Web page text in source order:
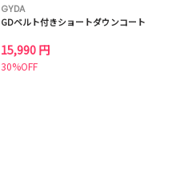
GYDA
GDベルト付きショートダウンコート
15,990 円
30%OFF